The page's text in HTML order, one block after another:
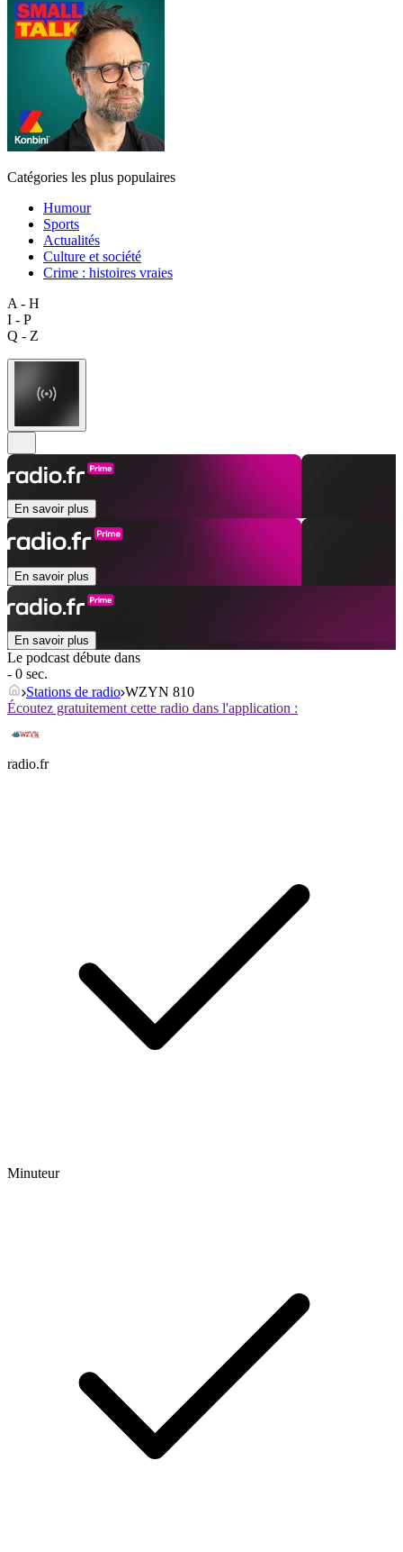
Catégories les plus populaires
Humour
Sports
Actualités
Culture et société
Crime : histoires vraies
A - H
I - P
Q - Z
En savoir plus
En savoir plus
En savoir plus
Le podcast débute dans
- 0 sec.
Stations de radio WZYN 810
Écoutez gratuitement cette radio dans l'application :
radio.fr
Minuteur